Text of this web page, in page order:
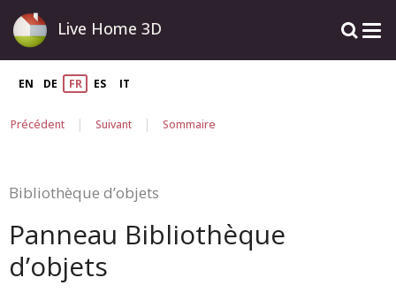
Live Home 3D
EN DE FR ES IT
Précédent | Suivant | Sommaire
Bibliothèque d’objets
Panneau Bibliothèque
d’objets